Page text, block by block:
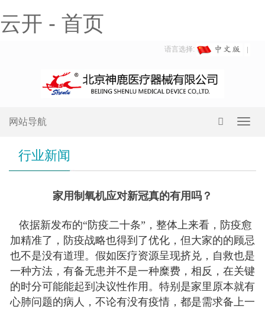
云开 - 首页
语言选择:
网站导航
行业新闻
家用制氧机应对新冠真的有用吗？
依据新发布的“防疫二十条”，整体上来看，防疫愈
加精准了，防疫战略也得到了优化，但大家的的顾忌
也不是没有道理。假如医疗资源呈现挤兑，自救也是
一种方法，有备无患并不是一种糜费，相反，在关键
的时分可能能起到决议性作用。特别是家里原本就有
心肺问题的病人，不论有没有疫情，都是需求备上一